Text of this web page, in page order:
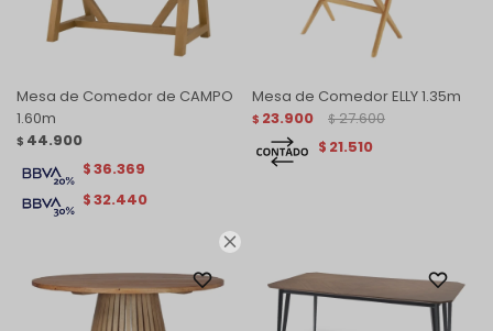

Mesa de Comedor de CAMPO
1.60m
$ 44.900
$32.440
$36.369
Mesa de Comedor ELLY 1.35m
$ 23.900 $ 27.600
$ 21.510